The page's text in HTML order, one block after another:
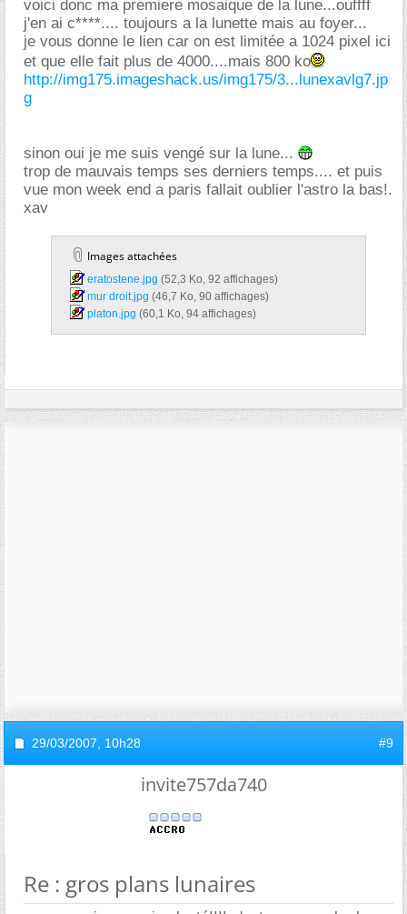
voici donc ma premiere mosaique de la lune...ouffff
j'en ai c****.... toujours a la lunette mais au foyer...
je vous donne le lien car on est limitée a 1024 pixel ici
et que elle fait plus de 4000....mais 800 ko
http://img175.imageshack.us/img175/3...lunexavlg7.jp
g
sinon oui je me suis vengé sur la lune...
trop de mauvais temps ses derniers temps.... et puis
vue mon week end a paris fallait oublier l'astro la bas!.
xav
Images attachées
eratostene.jpg‎ (52,3 Ko, 92 affichages)
mur droit.jpg‎ (46,7 Ko, 90 affichages)
platon.jpg‎ (60,1 Ko, 94 affichages)
29/03/2007, 10h28 #9
invite757da740
Re : gros plans lunaires